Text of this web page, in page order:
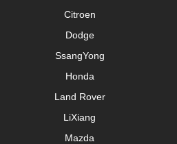
Citroen
Dodge
SsangYong
Honda
Land Rover
LiXiang
Mazda